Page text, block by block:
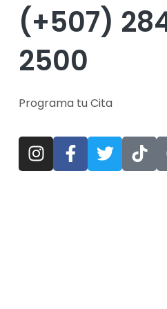
(+507)
2500
Programa tu Cita